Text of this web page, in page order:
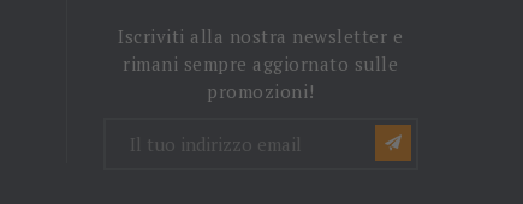
Iscriviti alla nostra newsletter e
rimani sempre aggiornato sulle
promozioni!